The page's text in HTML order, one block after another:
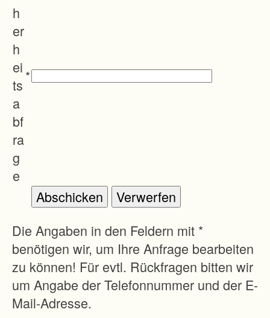
h
er
h
ei
ts
a
bf
ra
g
e
*
Die Angaben in den Feldern mit *
benötigen wir, um Ihre Anfrage bearbeiten
zu können! Für evtl. Rückfragen bitten wir
um Angabe der Telefonnummer und der E-
Mail-Adresse.